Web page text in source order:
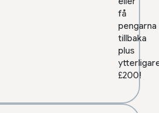
få
pengarna
tillbaka
plus
£200!